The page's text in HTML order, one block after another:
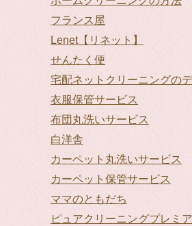
フランス屋
Lenet【リネット】
せんたく便
宅配ネットクリーニングの
衣服保管サービス
布団丸洗いサービス
白洋舎
カーペット丸洗いサービス
カーペット保管サービス
ママのともだち
ピュアクリーニングプレミ